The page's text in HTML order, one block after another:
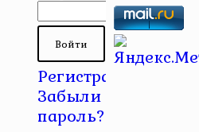
Регистрация
Забыли
пароль?